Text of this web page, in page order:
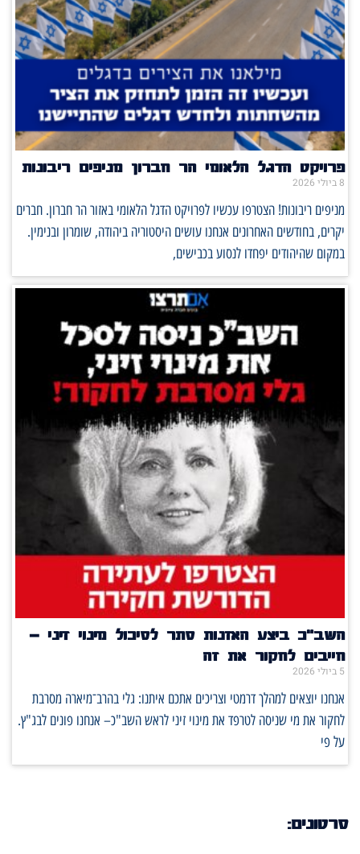
פרויקט הדגל הלאומי הר חברון מניפים ריבונות
8 ביולי 2026
מניפים ריבונות! הצטרפו עכשיו לפרויקט הדגל הלאומי באזור הר חברון. חברים
יקרים, בחודשים האחרונים אנחנו עושים היסטוריה ביהודה, שומרון ובנימין.
במקום שהיהודים יפחדו לנסוע בכבישים,
השב"כ ביצע האזנות סתר לסיכול מינוי זיני –
חייבים לחקור את זה
5 ביולי 2026
אנחנו יוצאים למהלך דרמטי וצריכים אתכם איתנו: גלי בהרב־מיארה מסרבת
לחקור את מי שניסה לטרפד את מינוי זיני לראש השב"כ– אנחנו פונים לבג"ץ.
על פי
סרטונים: